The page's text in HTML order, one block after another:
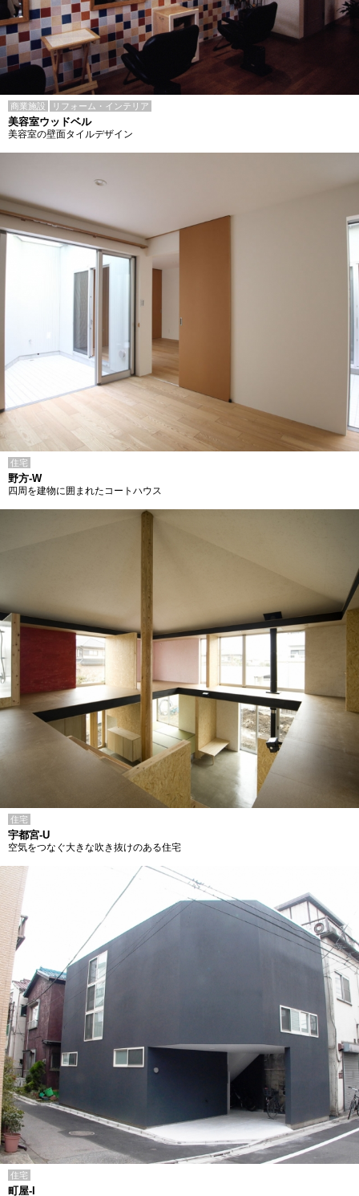
商業施設 リフォーム・インテリア
美容室ウッドベル
美容室の壁面タイルデザイン
住宅
野方-W
四周を建物に囲まれたコートハウス
住宅
宇都宮-U
空気をつなぐ大きな吹き抜けのある住宅
住宅
町屋-I